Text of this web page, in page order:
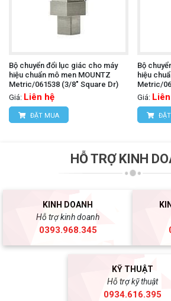
Bộ chuyển đổi lục giác cho máy
hiệu chuẩn mô men MOUNTZ
Metric/061538 (3/8" Square Dr)
Giá: Liên hệ
ĐẶT MUA
Bộ
hiệu
Metric/
Giá:
HỖ TRỢ KINH
KINH DOANH
Hỗ trợ kinh doanh
0393.968.345
KỸ THUẬT
Hỗ trợ kỹ thuật
0934.616.395